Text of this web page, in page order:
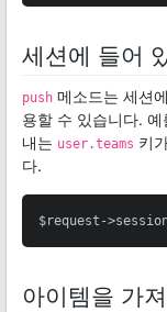
세션에 들어
push 메소드는 세션
용할 수 있습니다.
내는 user.teams 키
다.
$request-
아이템을 가